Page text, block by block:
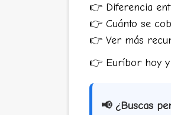
👉 Diferencia
👉 Cuánto se
👉 Ver más
👉 Euríbor hoy y
📢 ¿Buscas